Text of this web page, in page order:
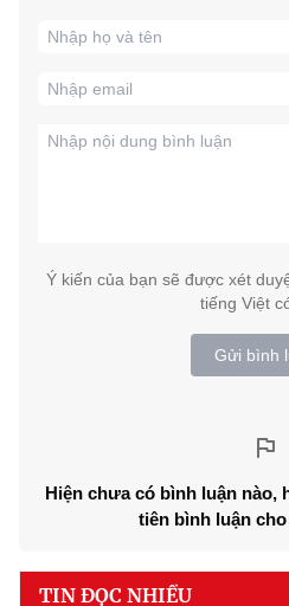
Ý kiến của bạn sẽ được xét
tiếng Việt
Gửi bình
Hiện chưa có bình luận
tiên bình luận
TIN ĐỌC NHIỀU